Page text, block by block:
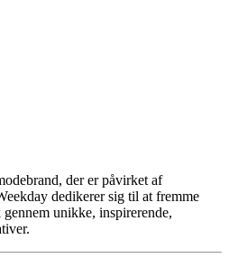
der er påvirket af
dedikerer sig til at fremme
unikke, inspirerende,